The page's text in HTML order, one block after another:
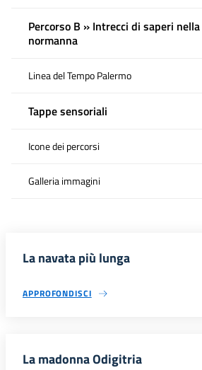
Percorso B » Intrecci di saperi
normanna
Linea del Tempo Palermo
Tappe sensoriali
Icone dei percorsi
Galleria immagini
La navata più lunga
APPROFONDISCI
La madonna Odigitria